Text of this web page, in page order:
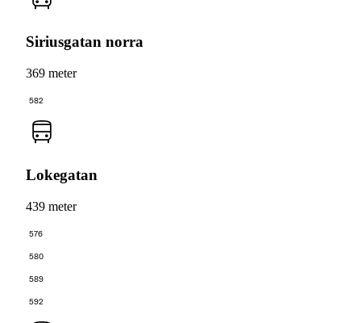
Siriusgatan norra
369 meter
582
Lokegatan
439 meter
576
580
589
592